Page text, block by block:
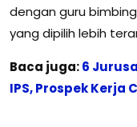
dengan guru
yang dipilih lebih
Baca juga:6
IPS, Prospek Kerja